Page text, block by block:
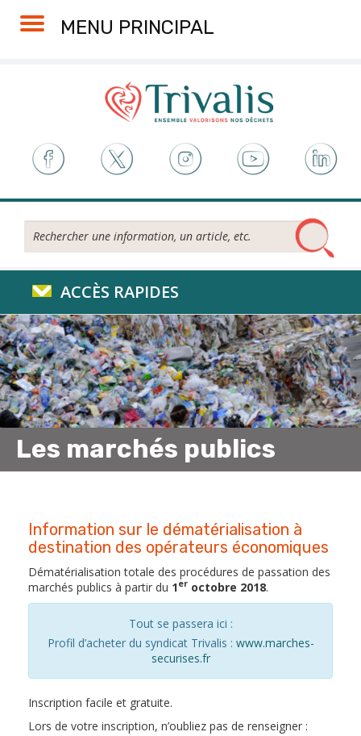
MENU PRINCIPAL
Rechercher...
ACCÈS RAPIDES
Les marchés publics
Information sur le dématérialisation à
destination des opérateurs économiques
Dématérialisation totale des procédures de passation des
marchés publics à partir du 1er octobre 2018.
Tout se passera ici :
Profil d’acheter du syndicat Trivalis : www.marches-
securises.fr
Inscription facile et gratuite.
Lors de votre inscription, n’oubliez pas de renseigner :